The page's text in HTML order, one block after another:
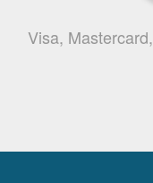
Visa,